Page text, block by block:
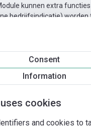
Consent
Information
cookies
and cookies to
kunnen extra
bedrijfsindicatie)